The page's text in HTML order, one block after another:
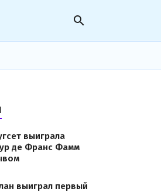
search
выиграла
де Франс Фамм
выиграл первый